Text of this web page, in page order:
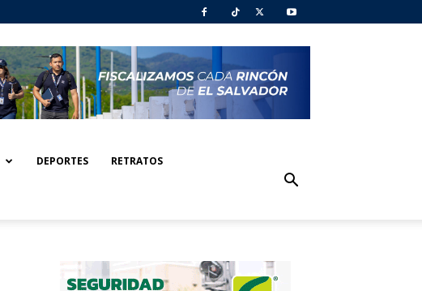
DEPORTES RETRATOS